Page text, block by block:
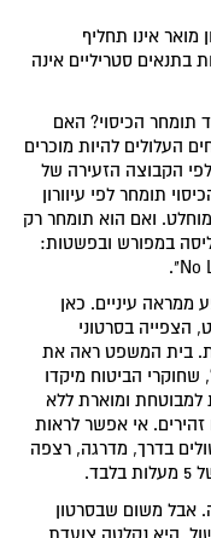
מואר אינו תחליף
בתנאים סטריליים אינה
הכיסוי? האם
העלולים להיות מוכרים
לפי הקבוצה הזעירה של
תומחר לפי עיוורון
ואם הוא תומחר רק
במפורש ובפשטות:
ממראה עיניים. כאן
הצפייה בסרטוני
בית המשפט ראה את
הביטוח מיקדו
למבוטחת ומוארת ללא
אי אפשר לראות
בדרך, מדרגה, רצפה
אבל משום שבסרטון